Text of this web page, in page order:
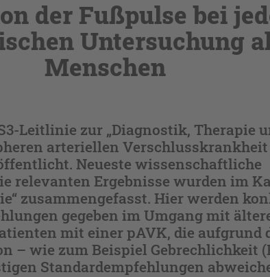
der Fußpulse bei
Untersuchung
Menschen
Leitlinie zur „Diagnostik, Therapie
arteriellen
Neueste wissenschaftliche
relevanten Ergebnisse wurden im
zusammengefasst. Hier werden
gegeben im Umgang mit
mit einer pAVK, die aufgrund
– wie zum Beispiel Gebrechlichkeit
Standardempfehlungen